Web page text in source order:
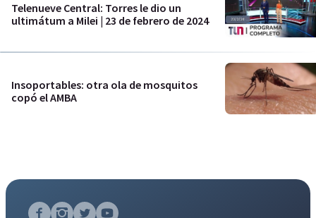
Telenueve Central: Torres le dio un
ultimátum a Milei | 23 de febrero de 2024
Insoportables: otra ola de mosquitos
copó el AMBA